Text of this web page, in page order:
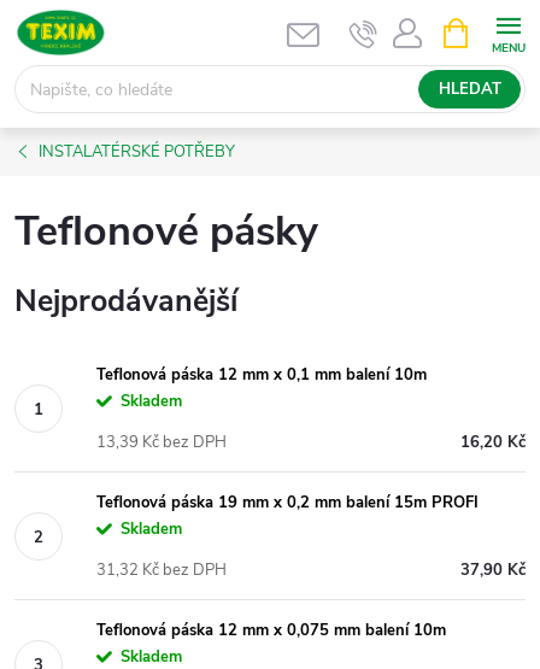
Přejít
obsah
HLEDAT
NÁKUPNÍ
KOŠÍK
INSTALATÉRSKÉ POTŘEBY
Teflonové pásky
Nejprodávanější
Teflonová páska 12 mm x 0,1 mm balení 10m
Skladem
16,20 Kč
13,39 Kč bez DPH
Teflonová páska 19 mm x 0,2 mm balení 15m PROFI
Skladem
37,90 Kč
31,32 Kč bez DPH
Teflonová páska 12 mm x 0,075 mm balení 10m
Skladem